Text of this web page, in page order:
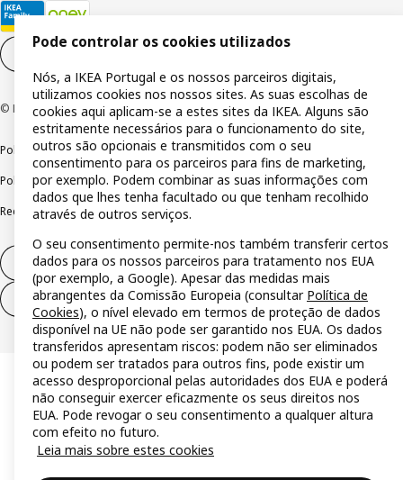
© Inter IKEA Systems B.V 1999-2026
Política de privacidadePolítica de cookiesTermos de utilização
Política de divulgação responsávelLivro de reclamações
Reclamações e resolução de litígios
Direito de livre resolução
Direito de livre resolução (serviços)
Pode controlar os cookies utilizados
Nós, a IKEA Portugal e os nossos parceiros digitais,
utilizamos cookies nos nossos sites. As suas escolhas de
cookies aqui aplicam-se a estes sites da IKEA. Alguns são
estritamente necessários para o funcionamento do site,
outros são opcionais e transmitidos com o seu
consentimento para os parceiros para fins de marketing,
por exemplo. Podem combinar as suas informações com
dados que lhes tenha facultado ou que tenham recolhido
através de outros serviços.
O seu consentimento permite-nos também transferir certos
dados para os nossos parceiros para tratamento nos EUA
(por exemplo, a Google). Apesar das medidas mais
abrangentes da Comissão Europeia (consultar Política de
Cookies), o nível elevado em termos de proteção de dados
disponível na UE não pode ser garantido nos EUA. Os dados
transferidos apresentam riscos: podem não ser eliminados
ou podem ser tratados para outros fins, pode existir um
acesso desproporcional pelas autoridades dos EUA e poderá
não conseguir exercer eficazmente os seus direitos nos
EUA. Pode revogar o seu consentimento a qualquer altura
com efeito no futuro.
Leia mais sobre estes cookies